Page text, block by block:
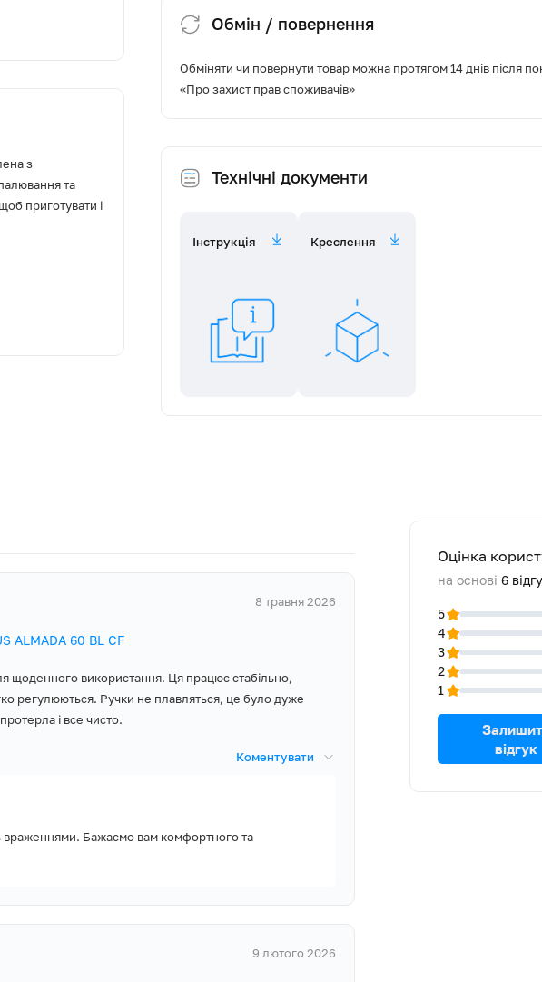
з
та
приготувати і
машині.
вогні?
1,7
вже
чи
конфорки? Не
Обмін / повернення
Обміняти чи повернути товар можна протягом 14 днів після
«Про захист прав споживачів»
Технічні документи
Інструкція Креслення
8 травня 2026
ALMADA 60 BL CF
щоденного використання. Ця працює стабільно,
регулюються. Ручки не плавляться, це було дуже
і все чисто.
Коментувати
враженнями. Бажаємо вам комфортного та
9 лютого 2026
Оцінка
на основі 6
5
4
3
2
1
відгук